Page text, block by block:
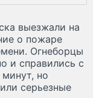
выезжали на
о пожаре
Огнеборцы
и справились с
но
серьезные